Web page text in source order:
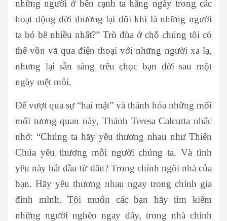
những người ở bên cạnh ta hằng ngày trong các
hoạt động đời thường lại đôi khi là những người
ta bỏ bê nhiều nhất?” Trò đùa ở chỗ chúng tôi có
thể vồn vã qua điện thoại với những người xa lạ,
nhưng lại sẵn sàng trêu chọc bạn đời sau một
ngày mệt mỏi.
Để vượt qua sự “hai mặt” và thánh hóa những mối
mối tương quan này, Thánh Teresa Calcutta nhắc
nhở: “Chúng ta hãy yêu thương nhau như Thiên
Chúa yêu thương mỗi người chúng ta. Và tình
yêu này bắt đầu từ đâu? Trong chính ngôi nhà của
bạn. Hãy yêu thương nhau ngay trong chính gia
đình mình. Tôi muốn các bạn hãy tìm kiếm
những người nghèo ngay đây, trong nhà chính